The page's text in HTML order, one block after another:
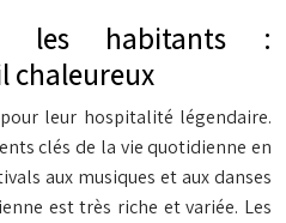
les habitants :
chaleureux
leur hospitalité légendaire.
clés de la vie quotidienne en
aux musiques et aux danses
est très riche et variée. Les